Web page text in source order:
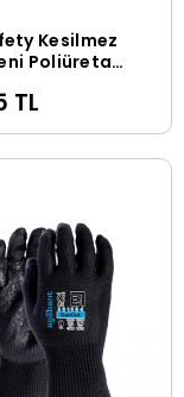
Sepete Ekle
Kesilmez
Poliüretan
TL